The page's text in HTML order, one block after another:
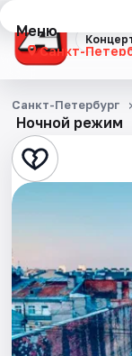
Меню
Санкт-
Концерты
Театр
Стендап
Квесты
Экскурсии
Спорт
Ночной режим
Санкт-Петербург